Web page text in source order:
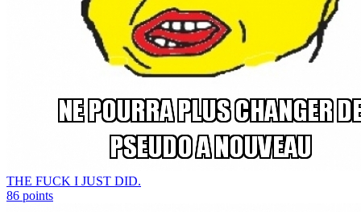
THE FUCK I JUST DID.
86 points